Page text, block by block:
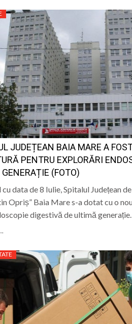
JUDEȚEAN BAIA MARE A
PENTRU EXPLORĂRI
(FOTO)
data de 8 Iulie, Spitalul Județean
Opriș” Baia Mare s-a dotat cu o
digestivă de ultimă generație.